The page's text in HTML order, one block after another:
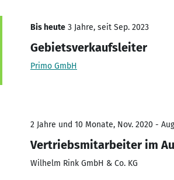
Bis heute 3 Jahre, seit Sep. 2023
Gebietsverkaufsleiter
Primo GmbH
2 Jahre und 10 Monate, Nov. 2020 -
Vertriebsmitarbeiter im
Wilhelm Rink GmbH & Co. KG